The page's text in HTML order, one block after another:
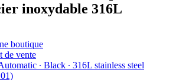
inoxydable 316L
boutique
de vente